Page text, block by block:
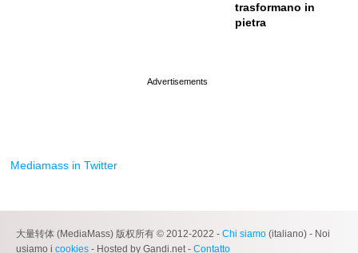
trasformano in
pietra
Mediamass in Twitter
大量转体 (MediaMass) 版权所有 © 2012-2022 - Chi siamo (italiano) - Noi
usiamo i cookies - Hosted by Gandi.net - Contatto